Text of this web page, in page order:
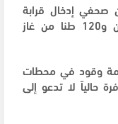
صحفي إدخال قرابة
500000 لتر سولار و100000 لتر بنزين و120 طنا من غاز
وقود في محطات
حالياً لا تدعو إلى